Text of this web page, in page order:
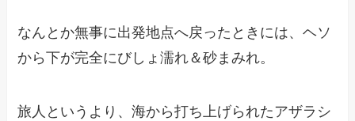
なんとか無事に出発地点へ戻ったときには、ヘソ
から下が完全にびしょ濡れ＆砂まみれ。
旅人というより、海から打ち上げられたアザラシ